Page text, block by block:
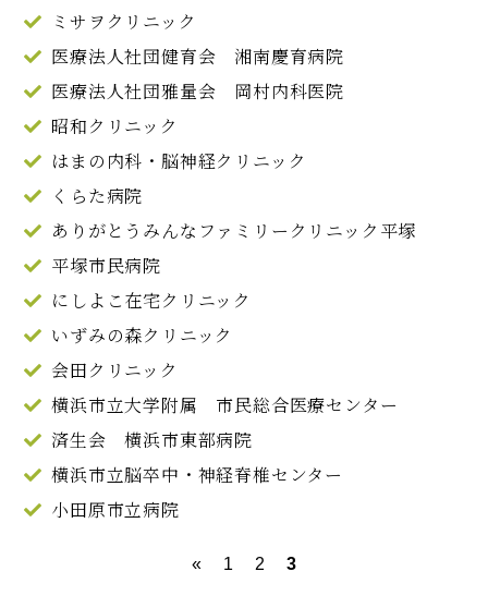
ミサヲクリニック
医療法人社団健育会 湘南慶育病院
医療法人社団雅量会 岡村内科医院
昭和クリニック
はまの内科・脳神経クリニック
くらた病院
ありがとうみんなファミリークリニック平塚
平塚市民病院
にしよこ在宅クリニック
いずみの森クリニック
会田クリニック
横浜市立大学附属 市民総合医療センター
済生会 横浜市東部病院
横浜市立脳卒中・神経脊椎センター
小田原市立病院
« 1 2 3